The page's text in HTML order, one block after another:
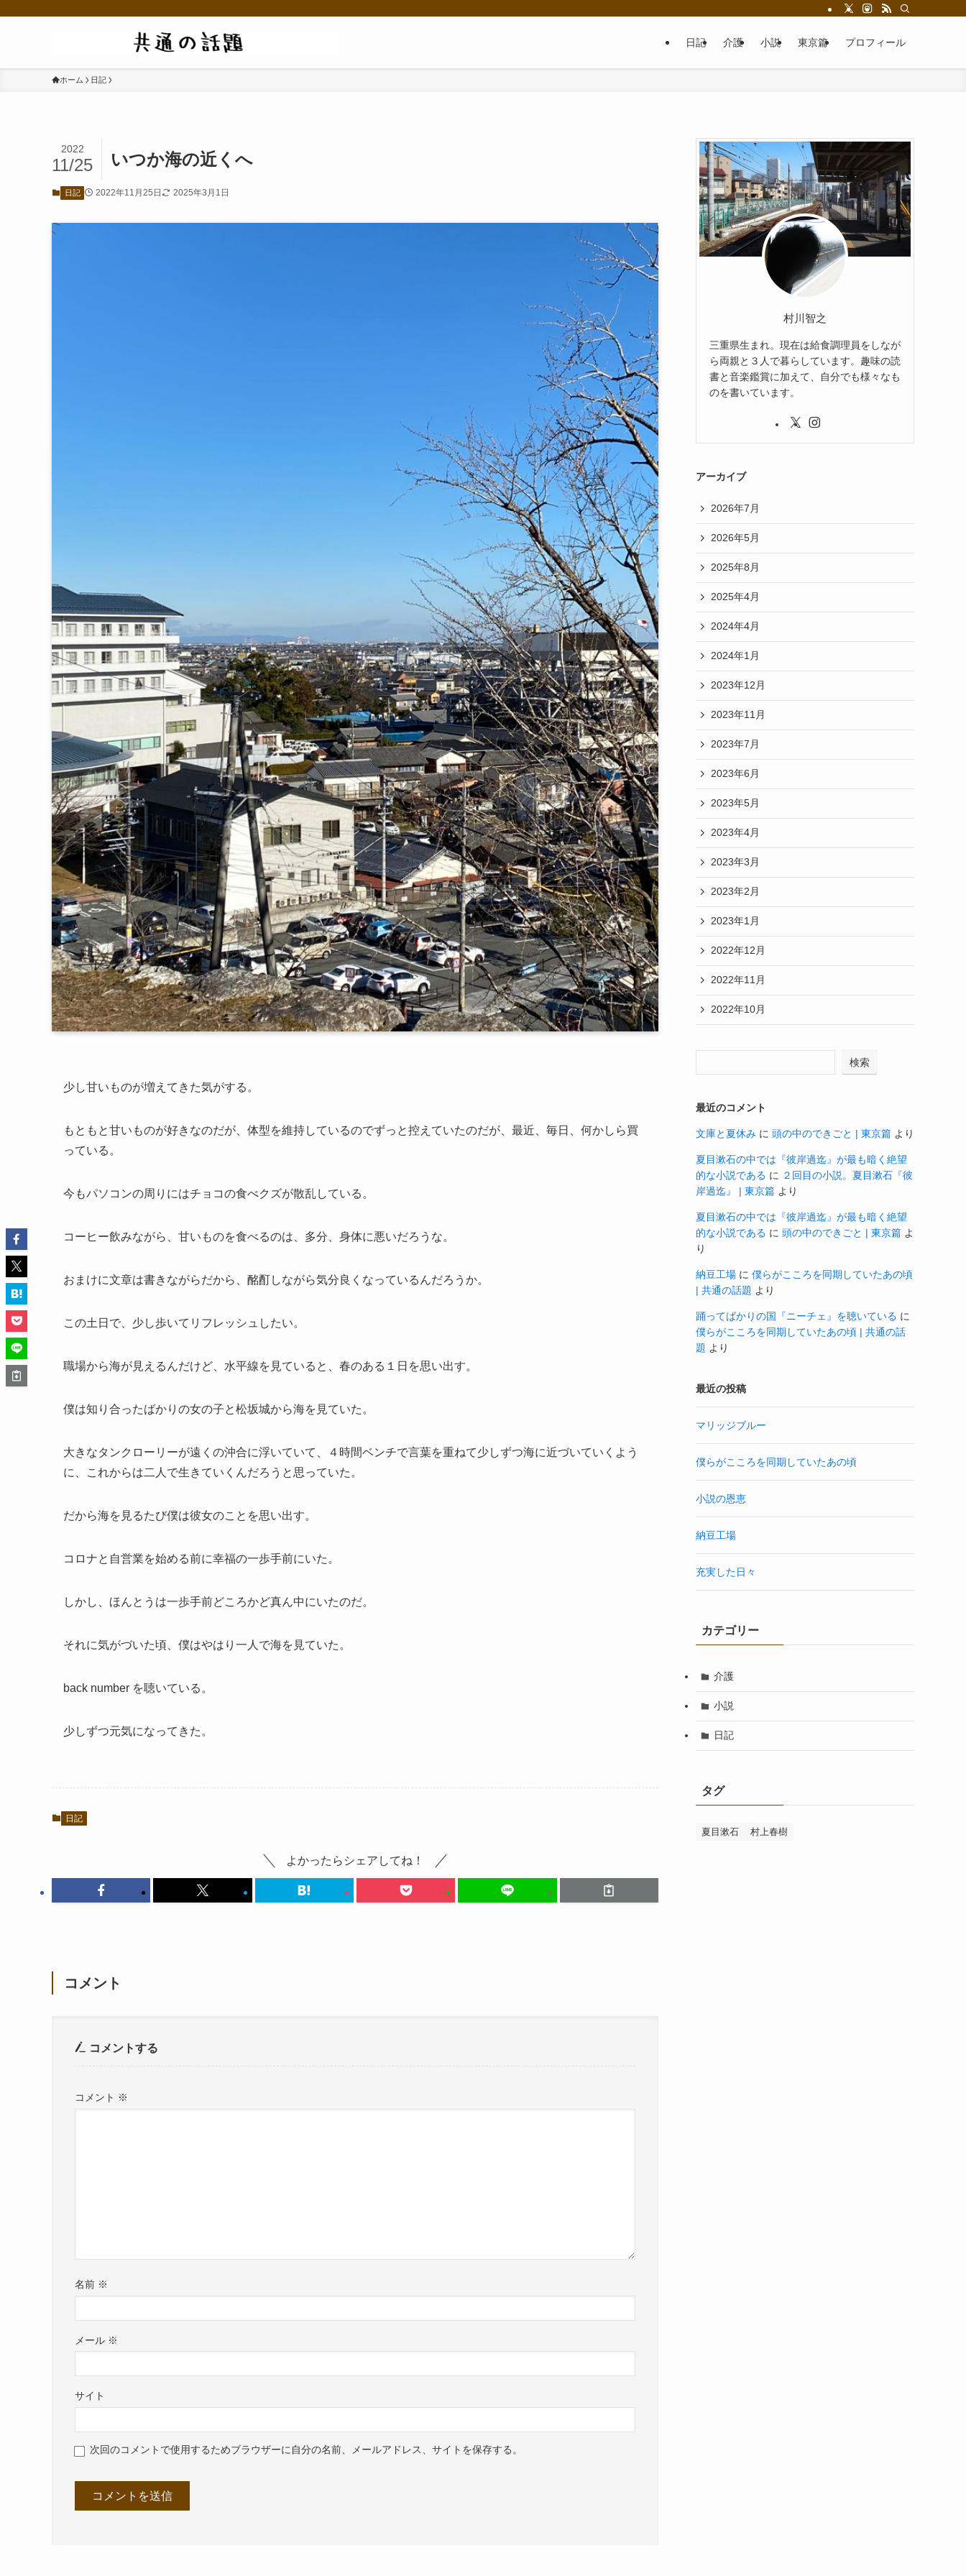
日記 介護 小説 東京篇 プロフィール
ホーム 日記
いつか海の近くへ
2022
11/25
日記 2022年11月25日 2025年3月1日
少し甘いものが増えてきた気がする。
もともと甘いものが好きなのだが、体型を維持しているのでずっと控えていたのだが、最近、毎日、何かしら買
っている。
今もパソコンの周りにはチョコの食べクズが散乱している。
コーヒー飲みながら、甘いものを食べるのは、多分、身体に悪いだろうな。
おまけに文章は書きながらだから、酩酊しながら気分良くなっているんだろうか。
この土日で、少し歩いてリフレッシュしたい。
職場から海が見えるんだけど、水平線を見ていると、春のある１日を思い出す。
僕は知り合ったばかりの女の子と松坂城から海を見ていた。
大きなタンクローリーが遠くの沖合に浮いていて、４時間ベンチで言葉を重ねて少しずつ海に近づいていくよう
に、これからは二人で生きていくんだろうと思っていた。
だから海を見るたび僕は彼女のことを思い出す。
コロナと自営業を始める前に幸福の一歩手前にいた。
しかし、ほんとうは一歩手前どころかど真ん中にいたのだ。
それに気がづいた頃、僕はやはり一人で海を見ていた。
back number を聴いている。
少しずつ元気になってきた。
日記
よかったらシェアしてね！
コメント
コメントする
コメント ※
名前 ※
メール ※
サイト
次回のコメントで使用するためブラウザーに自分の名前、メールアドレス、サイトを保存する。
村川智之
三重県生まれ。現在は給食調理員をしなが
ら両親と３人で暮らしています。趣味の読
書と音楽鑑賞に加えて、自分でも様々なも
のを書いています。
アーカイブ
2026年7月
2026年5月
2025年8月
2025年4月
2024年4月
2024年1月
2023年12月
2023年11月
2023年7月
2023年6月
2023年5月
2023年4月
2023年3月
2023年2月
2023年1月
2022年12月
2022年11月
2022年10月
検索
最近のコメント
文庫と夏休み に 頭の中のできごと | 東京篇 より
夏目漱石の中では『彼岸過迄』が最も暗く絶望
的な小説である に ２回目の小説。夏目漱石『彼
岸過迄』 | 東京篇 より
夏目漱石の中では『彼岸過迄』が最も暗く絶望
的な小説である に 頭の中のできごと | 東京篇 よ
り
納豆工場 に 僕らがこころを同期していたあの頃
| 共通の話題 より
踊ってばかりの国『ニーチェ』を聴いている に
僕らがこころを同期していたあの頃 | 共通の話
題 より
最近の投稿
マリッジブルー
僕らがこころを同期していたあの頃
小説の恩恵
納豆工場
充実した日々
カテゴリー
介護
小説
日記
タグ
夏目漱石 村上春樹